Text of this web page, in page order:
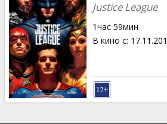
Justice League
1час 59мин
В кино с: